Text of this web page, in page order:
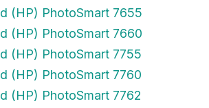
(HP) PhotoSmart 7655
(HP) PhotoSmart 7660
(HP) PhotoSmart 7755
(HP) PhotoSmart 7760
(HP) PhotoSmart 7762